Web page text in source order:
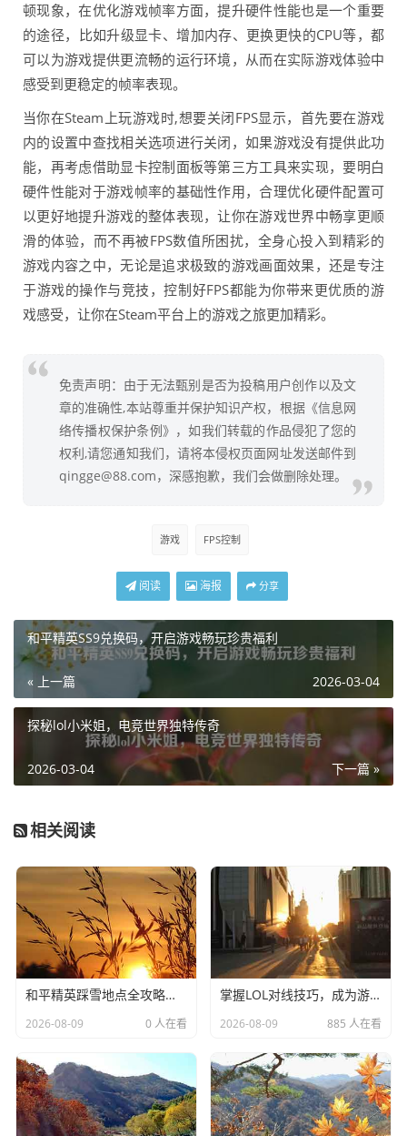
顿现象，在优化游戏帧率方面，提升硬件性能也是一个重要
的途径，比如升级显卡、增加内存、更换更快的CPU等，都
可以为游戏提供更流畅的运行环境，从而在实际游戏体验中
感受到更稳定的帧率表现。
当你在Steam上玩游戏时,想要关闭FPS显示，首先要在游戏
内的设置中查找相关选项进行关闭，如果游戏没有提供此功
能，再考虑借助显卡控制面板等第三方工具来实现，要明白
硬件性能对于游戏帧率的基础性作用，合理优化硬件配置可
以更好地提升游戏的整体表现，让你在游戏世界中畅享更顺
滑的体验，而不再被FPS数值所困扰，全身心投入到精彩的
游戏内容之中，无论是追求极致的游戏画面效果，还是专注
于游戏的操作与竞技，控制好FPS都能为你带来更优质的游
戏感受，让你在Steam平台上的游戏之旅更加精彩。
免责声明：由于无法甄别是否为投稿用户创作以及文
章的准确性,本站尊重并保护知识产权，根据《信息网
络传播权保护条例》，如我们转载的作品侵犯了您的
权利,请您通知我们，请将本侵权页面网址发送邮件到
qingge@88.com，深感抱歉，我们会做删除处理。
游戏 FPS控制
阅读 海报 分享
和平精英SS9兑换码，开启游戏畅玩珍贵福利
« 上一篇 2026-03-04
探秘lol小米姐，电竞世界独特传奇
下一篇 »
2026-03-04
相关阅读
和平精英踩雪地点全攻略，在这些地方留下你的专属足迹-和平精英踩雪地点
2026-08-09 0 人在看
掌握LOL对线技巧，成为游戏中的高手
2026-08-09 885 人在看